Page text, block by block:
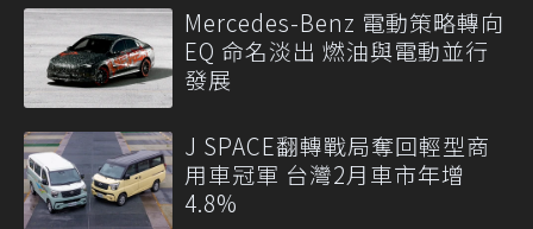
Mercedes-Benz 電動策略轉向
EQ 命名淡出 燃油與電動並行
發展
J SPACE翻轉戰局奪回輕型商
用車冠軍 台灣2月車市年增
4.8%